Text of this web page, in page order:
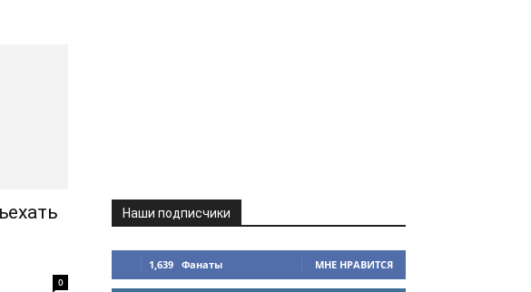
0
Наши подписчики
1,639 Фанаты МНЕ НРАВИТСЯ